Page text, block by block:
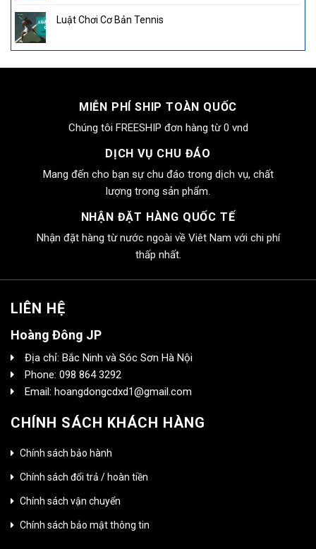
Luật Chơi Cơ Bản Tennis
MIỄN PHÍ SHIP TOÀN QUỐC
Chúng tôi FREESHIP đơn hàng từ 0 vnd
DỊCH VỤ CHU ĐÁO
Mang đến cho bạn sự chu đáo trong dịch vụ, chất
lượng trong sản phẩm.
NHẬN ĐẶT HÀNG QUỐC TẾ
Nhận đặt hàng từ nước ngoài về Viêt Nam với chi phí
thấp nhất.
LIÊN HỆ
Hoàng Đông JP
Địa chỉ: Bắc Ninh và Sóc Sơn Hà Nội
Phone: 098 864 3292
Email: hoangdongcdxd1@gmail.com
CHÍNH SÁCH KHÁCH HÀNG
Chính sách bảo hành
Chính sách đổi trả / hoàn tiền
Chính sách vận chuyển
Chính sách bảo mật thông tin